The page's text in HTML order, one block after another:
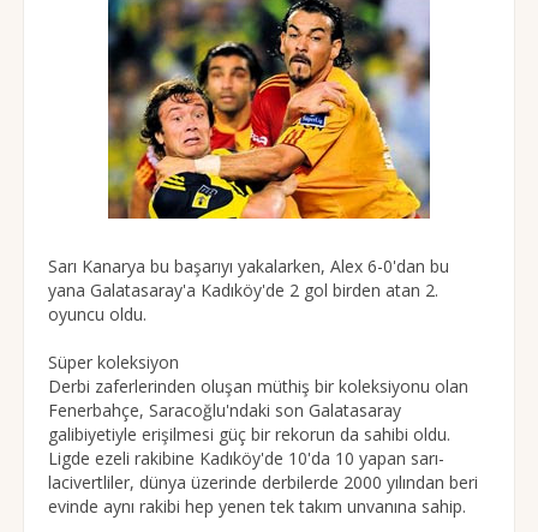
Sarı Kanarya bu başarıyı yakalarken, Alex 6-0'dan bu
yana Galatasaray'a Kadıköy'de 2 gol birden atan 2.
oyuncu oldu.
Süper koleksiyon
Derbi zaferlerinden oluşan müthiş bir koleksiyonu olan
Fenerbahçe, Saracoğlu'ndaki son Galatasaray
galibiyetiyle erişilmesi güç bir rekorun da sahibi oldu.
Ligde ezeli rakibine Kadıköy'de 10'da 10 yapan sarı-
lacivertliler, dünya üzerinde derbilerde 2000 yılından beri
evinde aynı rakibi hep yenen tek takım unvanına sahip.